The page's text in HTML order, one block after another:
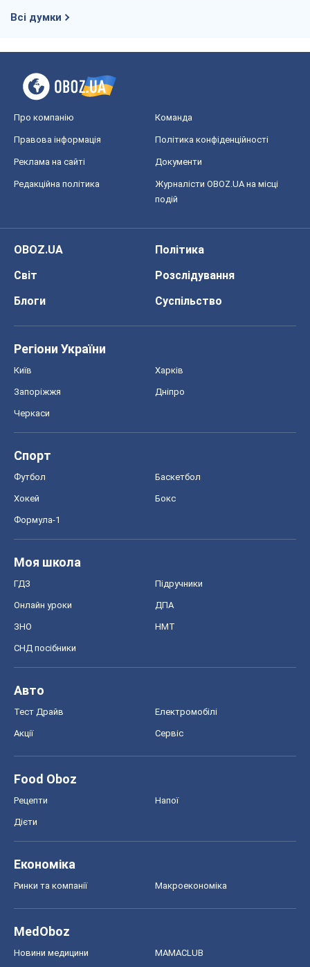
Всі думки
Про компанію Команда
Правова інформація Політика конфіденційності
Реклама на сайті Документи
Редакційна політика
Журналісти OBOZ.UA на місці
подій
OBOZ.UA
Політика
Світ
Розслідування
Блоги
Суспільство
Регіони України
Київ Харків
Запоріжжя Дніпро
Черкаси
Спорт
Футбол Баскетбол
Хокей Бокс
Формула-1
Моя школа
ГДЗ Підручники
Онлайн уроки ДПА
ЗНО НМТ
СНД посібники
Авто
Тест Драйв Електромобілі
Акції Сервіс
Food Oboz
Рецепти Напої
Дієти
Економіка
Ринки та компанії Макроекономіка
MedOboz
Новини медицини MAMACLUB